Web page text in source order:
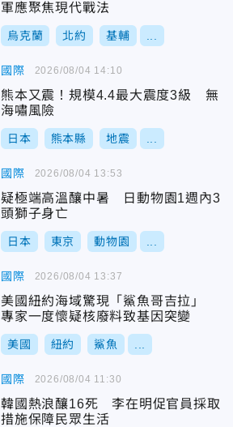
軍應聚焦現代戰法
烏克蘭 北約 基輔
國際
熊本又震！規模4.4最大震度3級 無
海嘯風險
日本 熊本縣 地震
2026/08/04 14:10
國際
疑極端高溫釀中暑 日動物園1週內3
頭獅子身亡
日本 東京 動物園
2026/08/04 13:53
國際
美國紐約海域驚現「鯊魚哥吉拉」
專家一度懷疑核廢料致基因突變
美國 紐約 鯊魚
2026/08/04 13:37
國際
韓國熱浪釀16死 李在明促官員採取
措施保障民眾生活
2026/08/04 11:30